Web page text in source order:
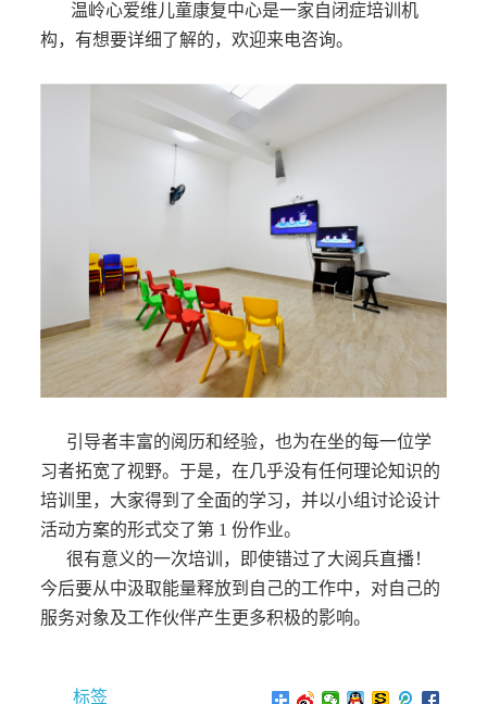
温岭心爱维儿童康复中心是一家自闭症培训机
构，有想要详细了解的，欢迎来电咨询。
引导者丰富的阅历和经验，也为在坐的每一位学
习者拓宽了视野。于是，在几乎没有任何理论知识的
培训里，大家得到了全面的学习，并以小组讨论设计
活动方案的形式交了第 1 份作业。
很有意义的一次培训，即使错过了大阅兵直播！
今后要从中汲取能量释放到自己的工作中，对自己的
服务对象及工作伙伴产生更多积极的影响。
标签